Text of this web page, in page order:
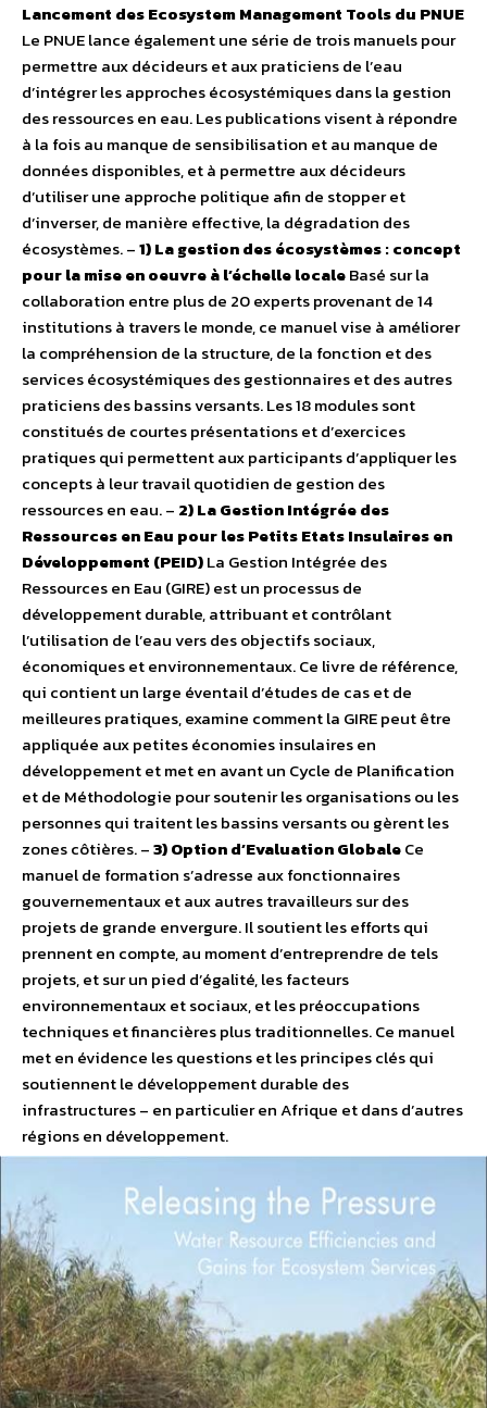
Lancement des Ecosystem Management Tools du PNUE
Le PNUE lance également une série de trois manuels pour
permettre aux décideurs et aux praticiens de l’eau
d’intégrer les approches écosystémiques dans la gestion
des ressources en eau. Les publications visent à répondre
à la fois au manque de sensibilisation et au manque de
données disponibles, et à permettre aux décideurs
d’utiliser une approche politique afin de stopper et
d’inverser, de manière effective, la dégradation des
écosystèmes. –1) La gestion des écosystèmes : concept
pour la mise en oeuvre à l’échelle localeBasé sur la
collaboration entre plus de 20 experts provenant de 14
institutions à travers le monde, ce manuel vise à améliorer
la compréhension de la structure, de la fonction et des
services écosystémiques des gestionnaires et des autres
praticiens des bassins versants. Les 18 modules sont
constitués de courtes présentations et d’exercices
pratiques qui permettent aux participants d’appliquer les
concepts à leur travail quotidien de gestion des
ressources en eau. – 2) La Gestion Intégrée des
Ressources en Eau pour les Petits Etats Insulaires en
Développement (PEID)La Gestion Intégrée des
Ressources en Eau (GIRE) est un processus de
développement durable, attribuant et contrôlant
l’utilisation de l’eau vers des objectifs sociaux,
économiques et environnementaux. Ce livre de référence,
qui contient un large éventail d’études de cas et de
meilleures pratiques, examine comment la GIRE peut être
appliquée aux petites économies insulaires en
développement et met en avant un Cycle de Planification
et de Méthodologie pour soutenir les organisations ou les
personnes qui traitent les bassins versants ou gèrent les
zones côtières. –3) Option d’Evaluation GlobaleCe
manuel de formation s’adresse aux fonctionnaires
gouvernementaux et aux autres travailleurs sur des
projets de grande envergure. Il soutient les efforts qui
prennent en compte, au moment d’entreprendre de tels
projets, et sur un pied d’égalité, les facteurs
environnementaux et sociaux, et les préoccupations
techniques et financières plus traditionnelles. Ce manuel
met en évidence les questions et les principes clés qui
soutiennent le développement durable des
infrastructures – en particulier en Afrique et dans d’autres
régions en développement.